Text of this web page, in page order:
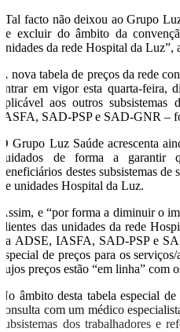
“Tal facto não deixou ao Grupo
de excluir do âmbito da
unidades da rede Hospital da Luz”,
A nova tabela de preços da rede
entrar em vigor esta quarta-feira,
aplicável aos outros subsistemas
IASFA, SAD-PSP e SAD-GNR –
O Grupo Luz Saúde acrescenta
cuidados de forma a garantir
beneficiários destes subsistemas de
de unidades Hospital da Luz.
Assim, e “por forma a diminuir o
clientes das unidades da rede
da ADSE, IASFA, SAD-PSP e
especial de preços para os
cujos preços estão “em linha” com
No âmbito desta tabela especial
consulta com um médico
subsistemas dos trabalhadores e